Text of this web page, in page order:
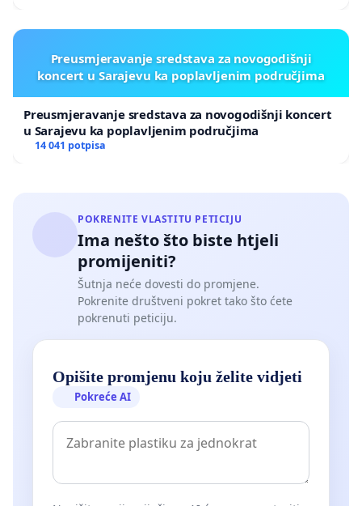
Preusmjeravanje sredstava za novogodišnji
koncert u Sarajevu ka poplavljenim područjima
Preusmjeravanje sredstava za novogodišnji koncert
u Sarajevu ka poplavljenim područjima
14 041 potpisa
POKRENITE VLASTITU PETICIJU
Ima nešto što biste htjeli
promijeniti?
Šutnja neće dovesti do promjene.
Pokrenite društveni pokret tako što ćete
pokrenuti peticiju.
Opišite promjenu koju želite vidjeti
Pokreće AI